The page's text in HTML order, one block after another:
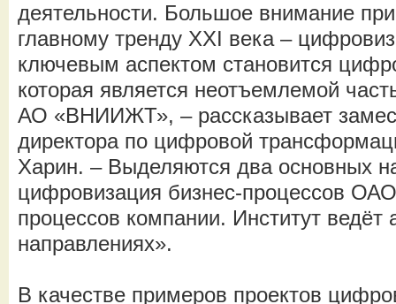
деятельности. Большое внимание
главному тренду XXI века –
ключевым аспектом становится
которая является неотъемлемой
АО «ВНИИЖТ», – рассказывает
директора по цифровой
Харин. – Выделяются два основных
цифровизация бизнес-процессов
процессов компании. Институт ведёт
направлениях».
В качестве примеров проектов